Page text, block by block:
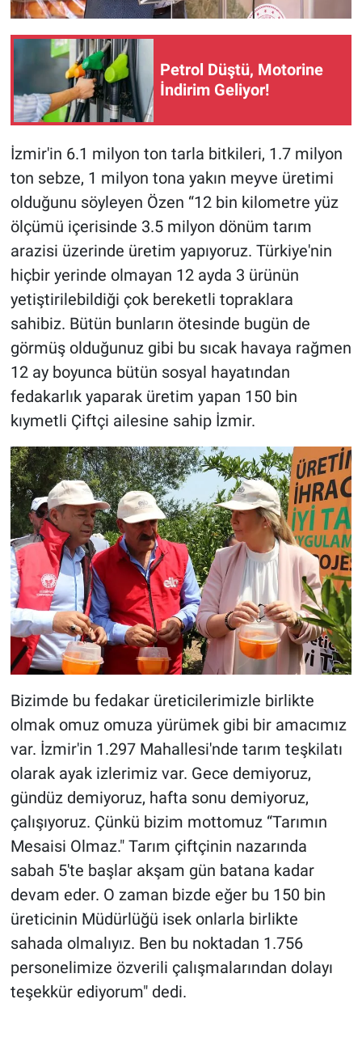
Petrol Düştü, Motorine
İndirim Geliyor!
İzmir'in 6.1 milyon ton tarla bitkileri, 1.7 milyon
ton sebze, 1 milyon tona yakın meyve üretimi
olduğunu söyleyen Özen “12 bin kilometre yüz
ölçümü içerisinde 3.5 milyon dönüm tarım
arazisi üzerinde üretim yapıyoruz. Türkiye'nin
hiçbir yerinde olmayan 12 ayda 3 ürünün
yetiştirilebildiği çok bereketli topraklara
sahibiz. Bütün bunların ötesinde bugün de
görmüş olduğunuz gibi bu sıcak havaya rağmen
12 ay boyunca bütün sosyal hayatından
fedakarlık yaparak üretim yapan 150 bin
kıymetli Çiftçi ailesine sahip İzmir.
Bizimde bu fedakar üreticilerimizle birlikte
olmak omuz omuza yürümek gibi bir amacımız
var. İzmir'in 1.297 Mahallesi'nde tarım teşkilatı
olarak ayak izlerimiz var. Gece demiyoruz,
gündüz demiyoruz, hafta sonu demiyoruz,
çalışıyoruz. Çünkü bizim mottomuz “Tarımın
Mesaisi Olmaz." Tarım çiftçinin nazarında
sabah 5'te başlar akşam gün batana kadar
devam eder. O zaman bizde eğer bu 150 bin
üreticinin Müdürlüğü isek onlarla birlikte
sahada olmalıyız. Ben bu noktadan 1.756
personelimize özverili çalışmalarından dolayı
teşekkür ediyorum" dedi.